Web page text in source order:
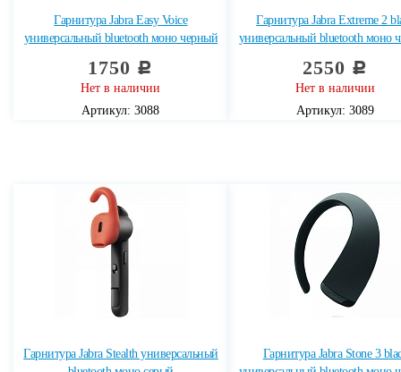
Гарнитура Jabra Easy Voice
универсальный bluetooth моно черный
1750 c
Нет в наличии
Артикул: 3088
Гарнитура Jabra Extreme 2
универсальный bluetooth моно
2550 c
Нет в наличии
Артикул: 3089
Гарнитура Jabra Stealth универсальный
Гарнитура Jabra Stone 3